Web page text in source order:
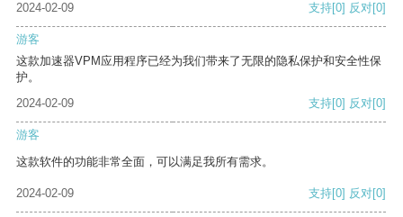
2024-02-09 支持[0] 反对[0]
游客
这款加速器VPM应用程序已经为我们带来了无限的隐私保护和安全性保
护。
2024-02-09
支持[0] 反对[0]
游客
这款软件的功能非常全面，可以满足我所有需求。
2024-02-09 支持[0] 反对[0]